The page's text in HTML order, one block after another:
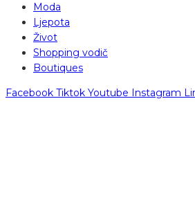
Moda
Ljepota
Život
Shopping vodič
Boutiques
Facebook Tiktok Youtube Instagram